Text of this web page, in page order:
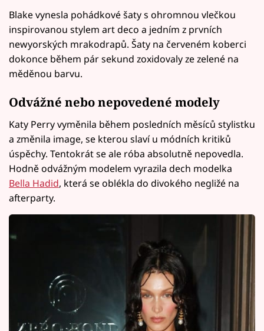
Blake vynesla pohádkové šaty s ohromnou vlečkou
inspirovanou stylem art deco a jedním z prvních
newyorských mrakodrapů. Šaty na červeném koberci
dokonce během pár sekund zoxidovaly ze zelené na
měděnou barvu.
Odvážné nebo nepovedené modely
Katy Perry vyměnila během posledních měsíců stylistku
a změnila image, se kterou slaví u módních kritiků
úspěchy. Tentokrát se ale róba absolutně nepovedla.
Hodně odvážným modelem vyrazila dech modelka
Bella Hadid, která se oblékla do divokého negližé na
afterparty.